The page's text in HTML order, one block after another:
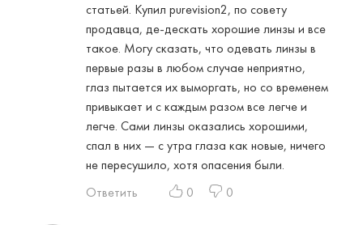
статьей. Купил purevision2, по совету
продавца, де-дескать хорошие линзы и все
такое. Могу сказать, что одевать линзы в
первые разы в любом случае неприятно,
глаз пытается их выморгать, но со временем
привыкает и с каждым разом все легче и
легче. Сами линзы оказались хорошими,
спал в них — с утра глаза как новые, ничего
не пересушило, хотя опасения были.
Ответить
0 0